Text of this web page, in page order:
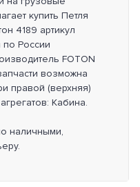
купить Петля
4189 артикул
по России
FOTON
возможна
правой (верхняя)
Кабина.
наличными,